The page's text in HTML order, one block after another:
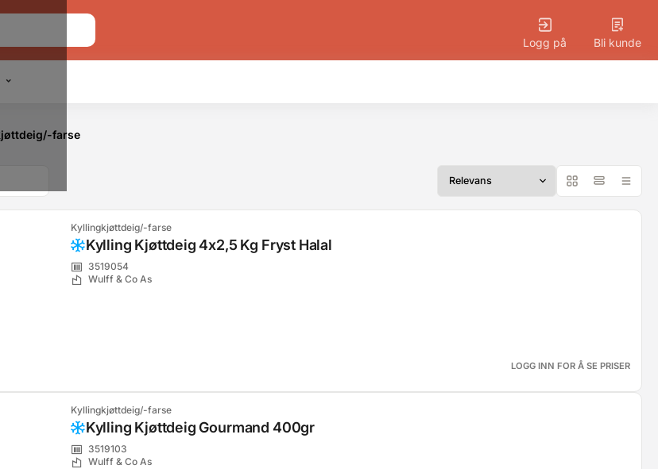
Logg på Bli kunde
farse
Kyllingkjøttdeig/-farse
Kylling Kjøttdeig 4x2,5 Kg Fryst Halal
3519054
Wulff & Co As
LOGG INN FOR Å SE PRISER
Kyllingkjøttdeig/-farse
Kylling Kjøttdeig Gourmand 400gr
3519103
Wulff & Co As